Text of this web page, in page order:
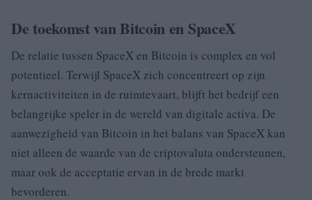
De toekomst van Bitcoin en SpaceX
De relatie tussen SpaceX en Bitcoin is complex en vol
potentieel. Terwijl SpaceX zich concentreert op zijn
kernactiviteiten in de ruimtevaart, blijft het bedrijf een
belangrijke speler in de wereld van digitale activa. De
aanwezigheid van Bitcoin in het balans van SpaceX kan
niet alleen de waarde van de criptovaluta ondersteunen,
maar ook de acceptatie ervan in de brede markt
bevorderen.